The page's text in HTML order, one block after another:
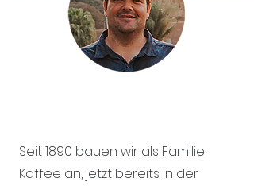
Seit 1890 bauen wir als Familie
Kaffee an, jetzt bereits in der